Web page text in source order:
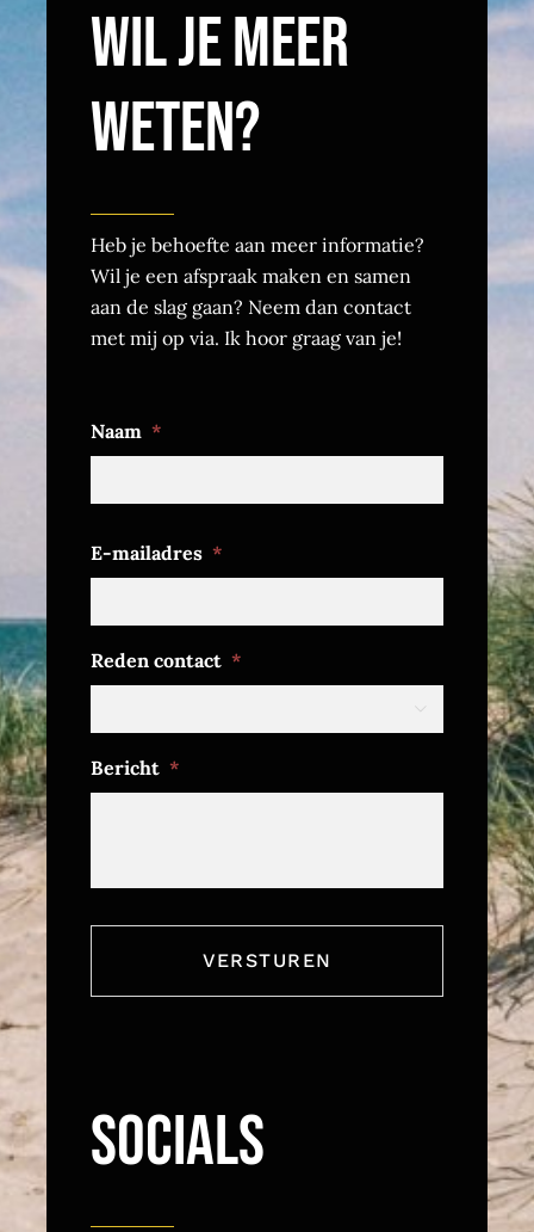
Wil je meer
weten?
Heb je behoefte aan meer informatie?
Wil je een afspraak maken en samen
aan de slag gaan? Neem dan contact
met mij op via. Ik hoor graag van je!
Naam *
E-mailadres *
Reden contact *

Bericht *
SOCIALS